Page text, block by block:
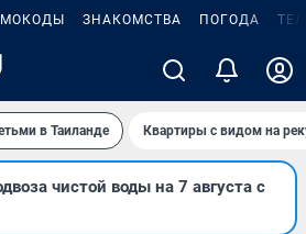
ЗНАКОМСТВА ПОГОДА
в Таиланде Квартиры с видом на
чистой воды на 7 августа с